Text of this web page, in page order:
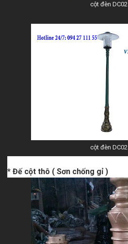
cột đèn DC02
cột đèn DC02
* Đế cột thô ( Sơn chống gỉ )